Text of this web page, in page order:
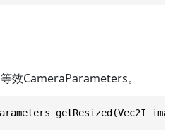
效CameraParameters。
getResized(Vec2I